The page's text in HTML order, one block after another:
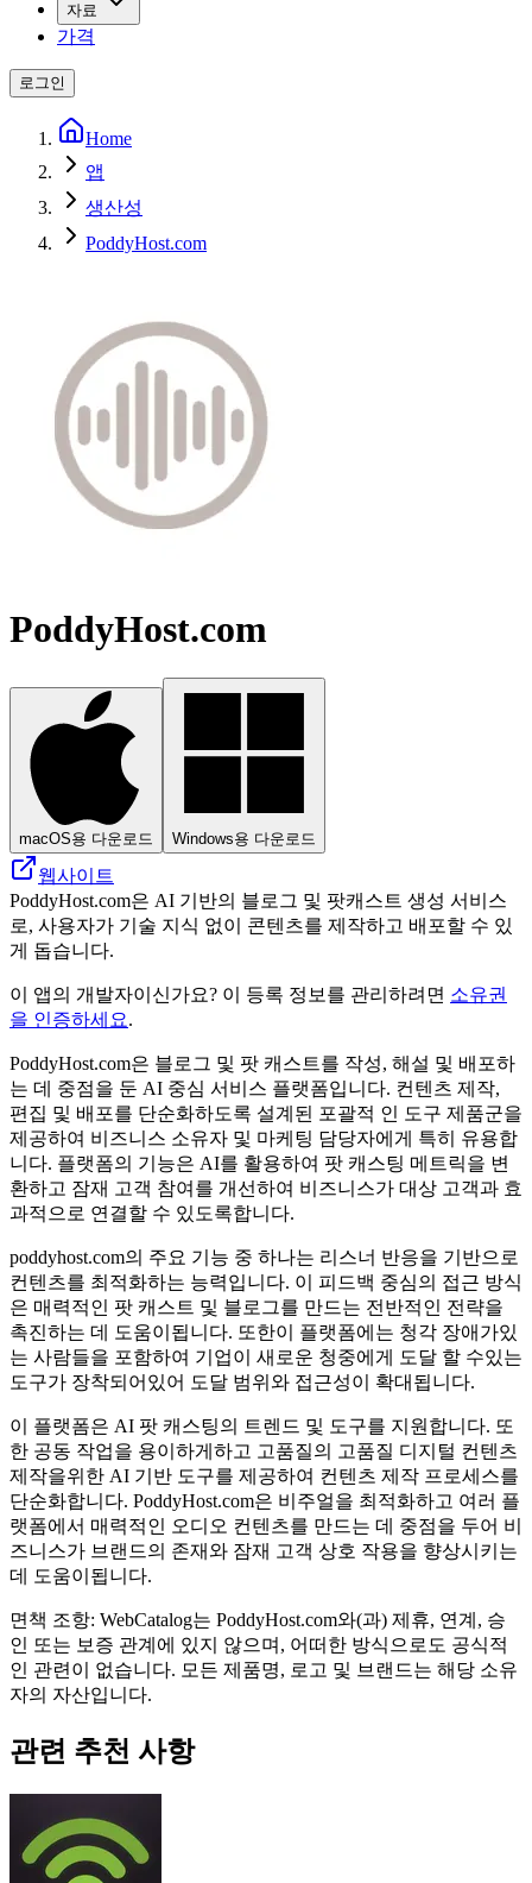
자료
가격
로그인
Home
앱
생산성
PoddyHost.com
PoddyHost.com
macOS용 다운로드 Windows용 다운로드
웹사이트
PoddyHost.com은 AI 기반의 블로그 및 팟캐스트 생성 서비스
로, 사용자가 기술 지식 없이 콘텐츠를 제작하고 배포할 수 있
게 돕습니다.
이 앱의 개발자이신가요? 이 등록 정보를 관리하려면 소유권
을 인증하세요.
PoddyHost.com은 블로그 및 팟 캐스트를 작성, 해설 및 배포하
는 데 중점을 둔 AI 중심 서비스 플랫폼입니다. 컨텐츠 제작,
편집 및 배포를 단순화하도록 설계된 포괄적 인 도구 제품군을
제공하여 비즈니스 소유자 및 마케팅 담당자에게 특히 유용합
니다. 플랫폼의 기능은 AI를 활용하여 팟 캐스팅 메트릭을 변
환하고 잠재 고객 참여를 개선하여 비즈니스가 대상 고객과 효
과적으로 연결할 수 있도록합니다.
poddyhost.com의 주요 기능 중 하나는 리스너 반응을 기반으로
컨텐츠를 최적화하는 능력입니다. 이 피드백 중심의 접근 방식
은 매력적인 팟 캐스트 및 블로그를 만드는 전반적인 전략을
촉진하는 데 도움이됩니다. 또한이 플랫폼에는 청각 장애가있
는 사람들을 포함하여 기업이 새로운 청중에게 도달 할 수있는
도구가 장착되어있어 도달 범위와 접근성이 확대됩니다.
이 플랫폼은 AI 팟 캐스팅의 트렌드 및 도구를 지원합니다. 또
한 공동 작업을 용이하게하고 고품질의 고품질 디지털 컨텐츠
제작을위한 AI 기반 도구를 제공하여 컨텐츠 제작 프로세스를
단순화합니다. PoddyHost.com은 비주얼을 최적화하고 여러 플
랫폼에서 매력적인 오디오 컨텐츠를 만드는 데 중점을 두어 비
즈니스가 브랜드의 존재와 잠재 고객 상호 작용을 향상시키는
데 도움이됩니다.
면책 조항: WebCatalog는 PoddyHost.com와(과) 제휴, 연계, 승
인 또는 보증 관계에 있지 않으며, 어떠한 방식으로도 공식적
인 관련이 없습니다. 모든 제품명, 로고 및 브랜드는 해당 소유
자의 자산입니다.
관련 추천 사항